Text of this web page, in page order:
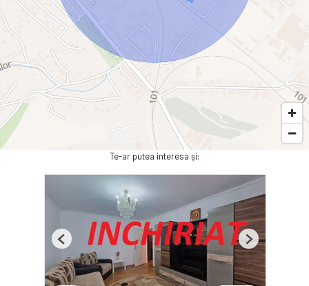
Te-ar putea interesa și:
Previous Next